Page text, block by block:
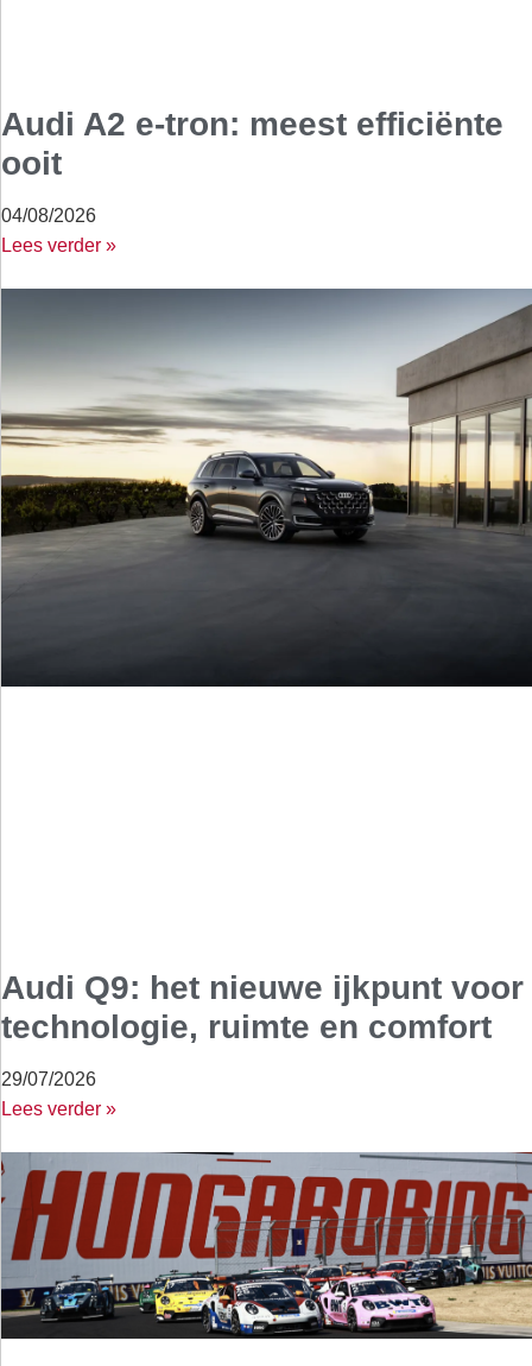
Audi A2 e-tron: meest efficiënte
ooit
04/08/2026
Lees verder »
Audi Q9: het nieuwe ijkpunt voor
technologie, ruimte en comfort
29/07/2026
Lees verder »